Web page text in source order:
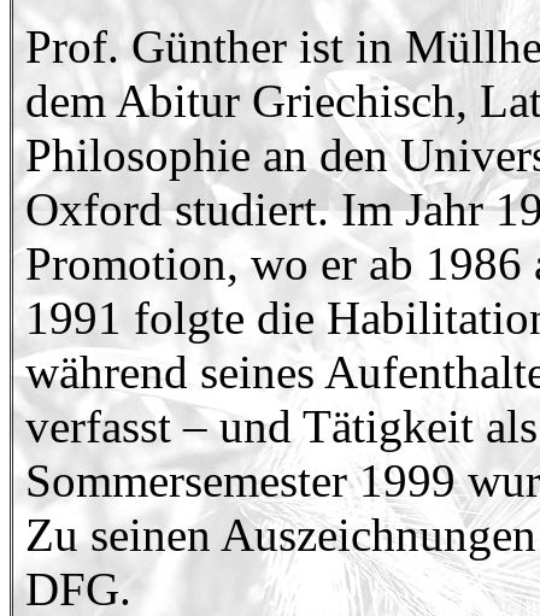
Prof. Günther ist in
dem Abitur Griechisch,
Philosophie an den
Oxford studiert. Im Jahr
Promotion, wo er ab 1986
1991 folgte die
während seines
verfasst – und Tätigkeit
Sommersemester 1999
Zu seinen
DFG.